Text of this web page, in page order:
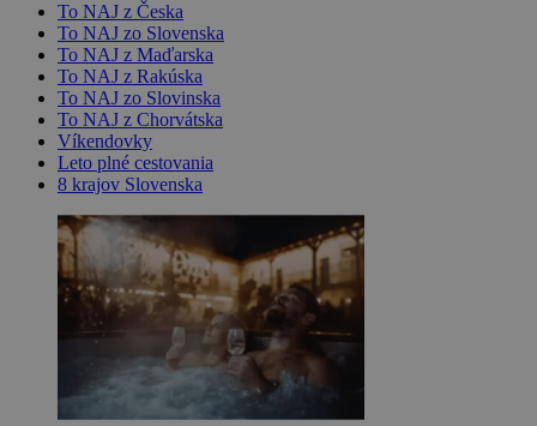
To NAJ z Česka
To NAJ zo Slovenska
To NAJ z Maďarska
To NAJ z Rakúska
To NAJ zo Slovinska
To NAJ z Chorvátska
Víkendovky
Leto plné cestovania
8 krajov Slovenska